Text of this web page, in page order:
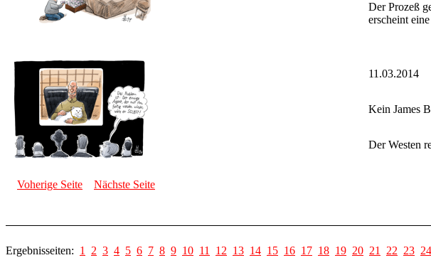
Der Prozeß
erscheint
11.03.2014
Kein James
Der Westen
Voherige Seite Nächste Seite
Ergebnisseiten: 1 2 3 4 5 6 7 8 9 10 11 12 13 14 15 16 17 18 19 20 21 22 23 24